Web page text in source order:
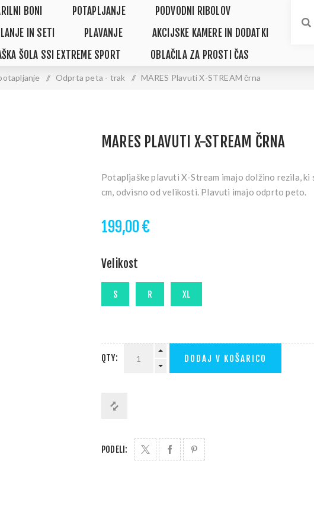
BONI POTAPLJANJE
PODVODNI RIBOLOV
IN SETI PLAVANJE
AKCIJSKE KAMERE IN DODATKI
ŠOLA SSI EXTREME SPORT OBLAČILA ZA PROSTI ČAS
/ Odprta peta - trak / MARES Plavuti X-STREAM črna
MARES PLAVUTI X-STREAM ČRNA
Potapljaške plavuti X-Stream imajo dolžino rezila, ki
cm, odvisno od velikosti. Plavuti imajo odprto peto.
199,00 €
Velikost
QTY: DODAJ V KOŠARICO
PODELI: